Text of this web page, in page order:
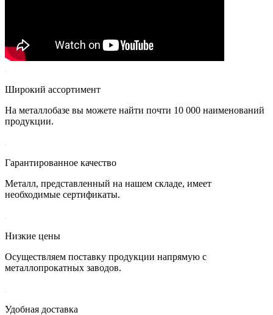
Широкий ассортимент
На металлобазе вы можете найти почти 10 000 наименований
продукции.
Гарантированное качество
Металл, представленный на нашем складе, имеет
необходимые сертификаты.
Низкие цены
Осуществляем поставку продукции напрямую с
металлопрокатных заводов.
Удобная доставка